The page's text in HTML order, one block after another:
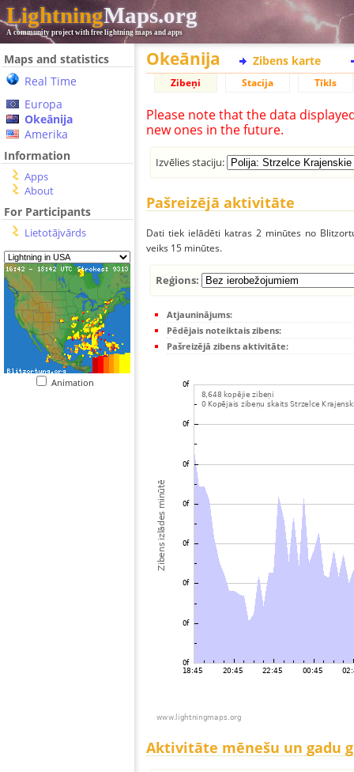
LightningMaps.org
A community project with free lightning maps and apps
Maps and statistics
Real Time
Europa
Okeānija
Amerika
Information
Apps
About
For Participants
Lietotājvārds
Animation
Okeānija Zibens karte
Zibeņi Stacija Tīkls
Please note that the data
new ones in the future.
Izvēlies staciju:
Pašreizējā aktivitāte
Dati tiek ielādēti katras 2 minūtes no
veiks 15 minūtes.
Reģions:
Atjauninājums:
Pēdējais noteiktais zibens:
Pašreizējā zibens aktivitāte:
Aktivitāte mēnešu un gadu